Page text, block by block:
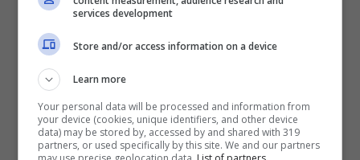
“. Scotti, seguendo la scia proposta
dalla Lui, ha ribattuto: “Faremo tante puntate
a tema
Il siparietto tra il conduttore e il
campione Riccardo: “Ridammi i
services development
Store and/or access information on a device
Learn more
Your personal data will be processed and information from
your device (cookies, unique identifiers, and other device
data) may be stored by, accessed by and shared with 319
partners, or used specifically by this site. We and our partners